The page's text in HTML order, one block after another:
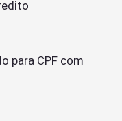
para CPF com